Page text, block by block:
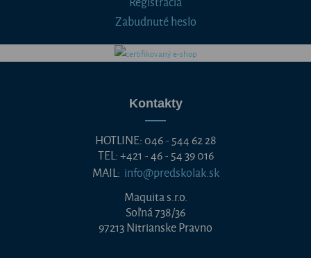
Zabudnuté heslo
Kontakty
HOTLINE: 046 - 544 62 28
TEL: +421 - 46 - 54 39 016
MAIL: info@predskolak.sk
Maquita s.r.o.
Soľná 738/36
97213 Nitrianske Pravno